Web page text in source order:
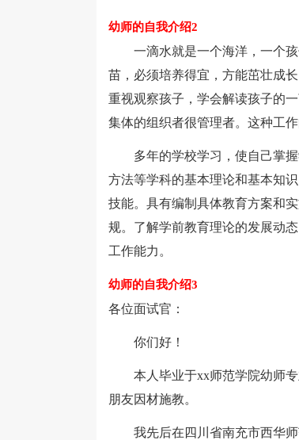
幼师的自我介绍2
一滴水就是一个海洋，一个孩
苗，必须培养得宜，方能茁壮成
重视观察孩子，学会解读孩子的
集体的组织者很管理者。这种工
多年的学校学习，使自己掌握
方法等学科的基本理论和基本知
技能。具有编制具体教育方案和
规。了解学前教育理论的发展动
工作能力。
幼师的自我介绍3
各位面试官：
你们好！
本人毕业于xx师范学院幼师专
朋友因材施教。
我先后在四川省南充市西华师